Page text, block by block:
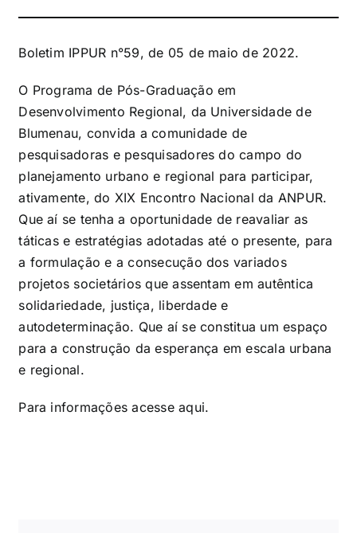
Boletim IPPUR n°59, de 05 de maio de 2022.
O Programa de Pós-Graduação em
Desenvolvimento Regional, da Universidade de
Blumenau, convida a comunidade de
pesquisadoras e pesquisadores do campo do
planejamento urbano e regional para participar,
ativamente, do XIX Encontro Nacional da ANPUR.
Que aí se tenha a oportunidade de reavaliar as
táticas e estratégias adotadas até o presente, para
a formulação e a consecução dos variados
projetos societários que assentam em autêntica
solidariedade, justiça, liberdade e
autodeterminação. Que aí se constitua um espaço
para a construção da esperança em escala urbana
e regional.
Para informações acesseaqui.